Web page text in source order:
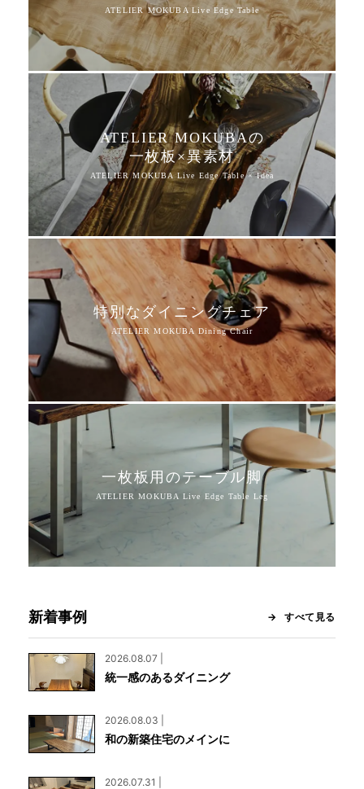
ATELIER MOKUBAの
一枚板×異素材
特別なダイニングチェア
一枚板用のテーブル脚
新着事例 すべて見る
2026.08.07 |
統一感のあるダイニング
2026.08.03 |
和の新築住宅のメインに
2026.07.31 |